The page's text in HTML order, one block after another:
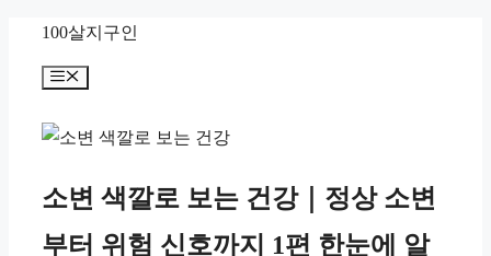
100살지구인
메
소변 색깔로 보는 건강｜정상 소변
부터 위험 신호까지 1편 한눈에 알